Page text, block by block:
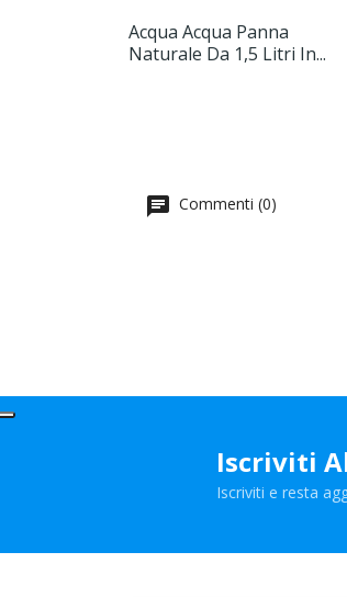
Acqua Acqua Panna
Naturale Da 1,5 Litri In...
Commenti (0)
Iscriviti
Iscriviti e resta